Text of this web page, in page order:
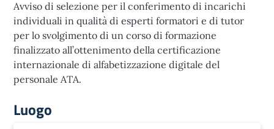
Avviso di selezione per il conferimento di incarichi
individuali in qualità di esperti formatori e di tutor
per lo svolgimento di un corso di formazione
finalizzato all’ottenimento della certificazione
internazionale di alfabetizzazione digitale del
personale ATA.
Luogo